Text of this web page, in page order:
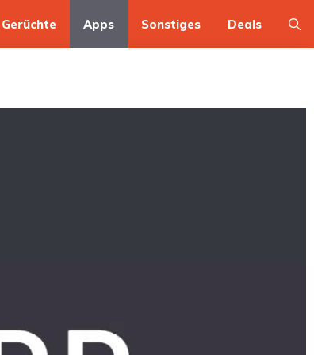
Gerüchte Apps Sonstiges Deals